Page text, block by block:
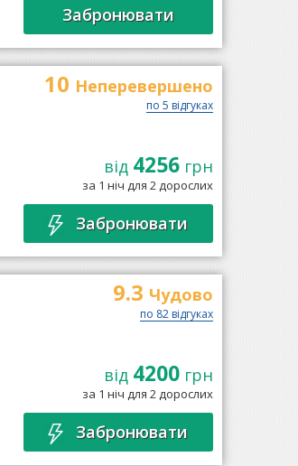
Забронювати
10 Неперевершено
по 5 відгуках
від 4256грн
за 1 ніч для 2 дорослих
Забронювати
9.3 Чудово
по 82 відгуках
від 4200грн
за 1 ніч для 2 дорослих
Забронювати